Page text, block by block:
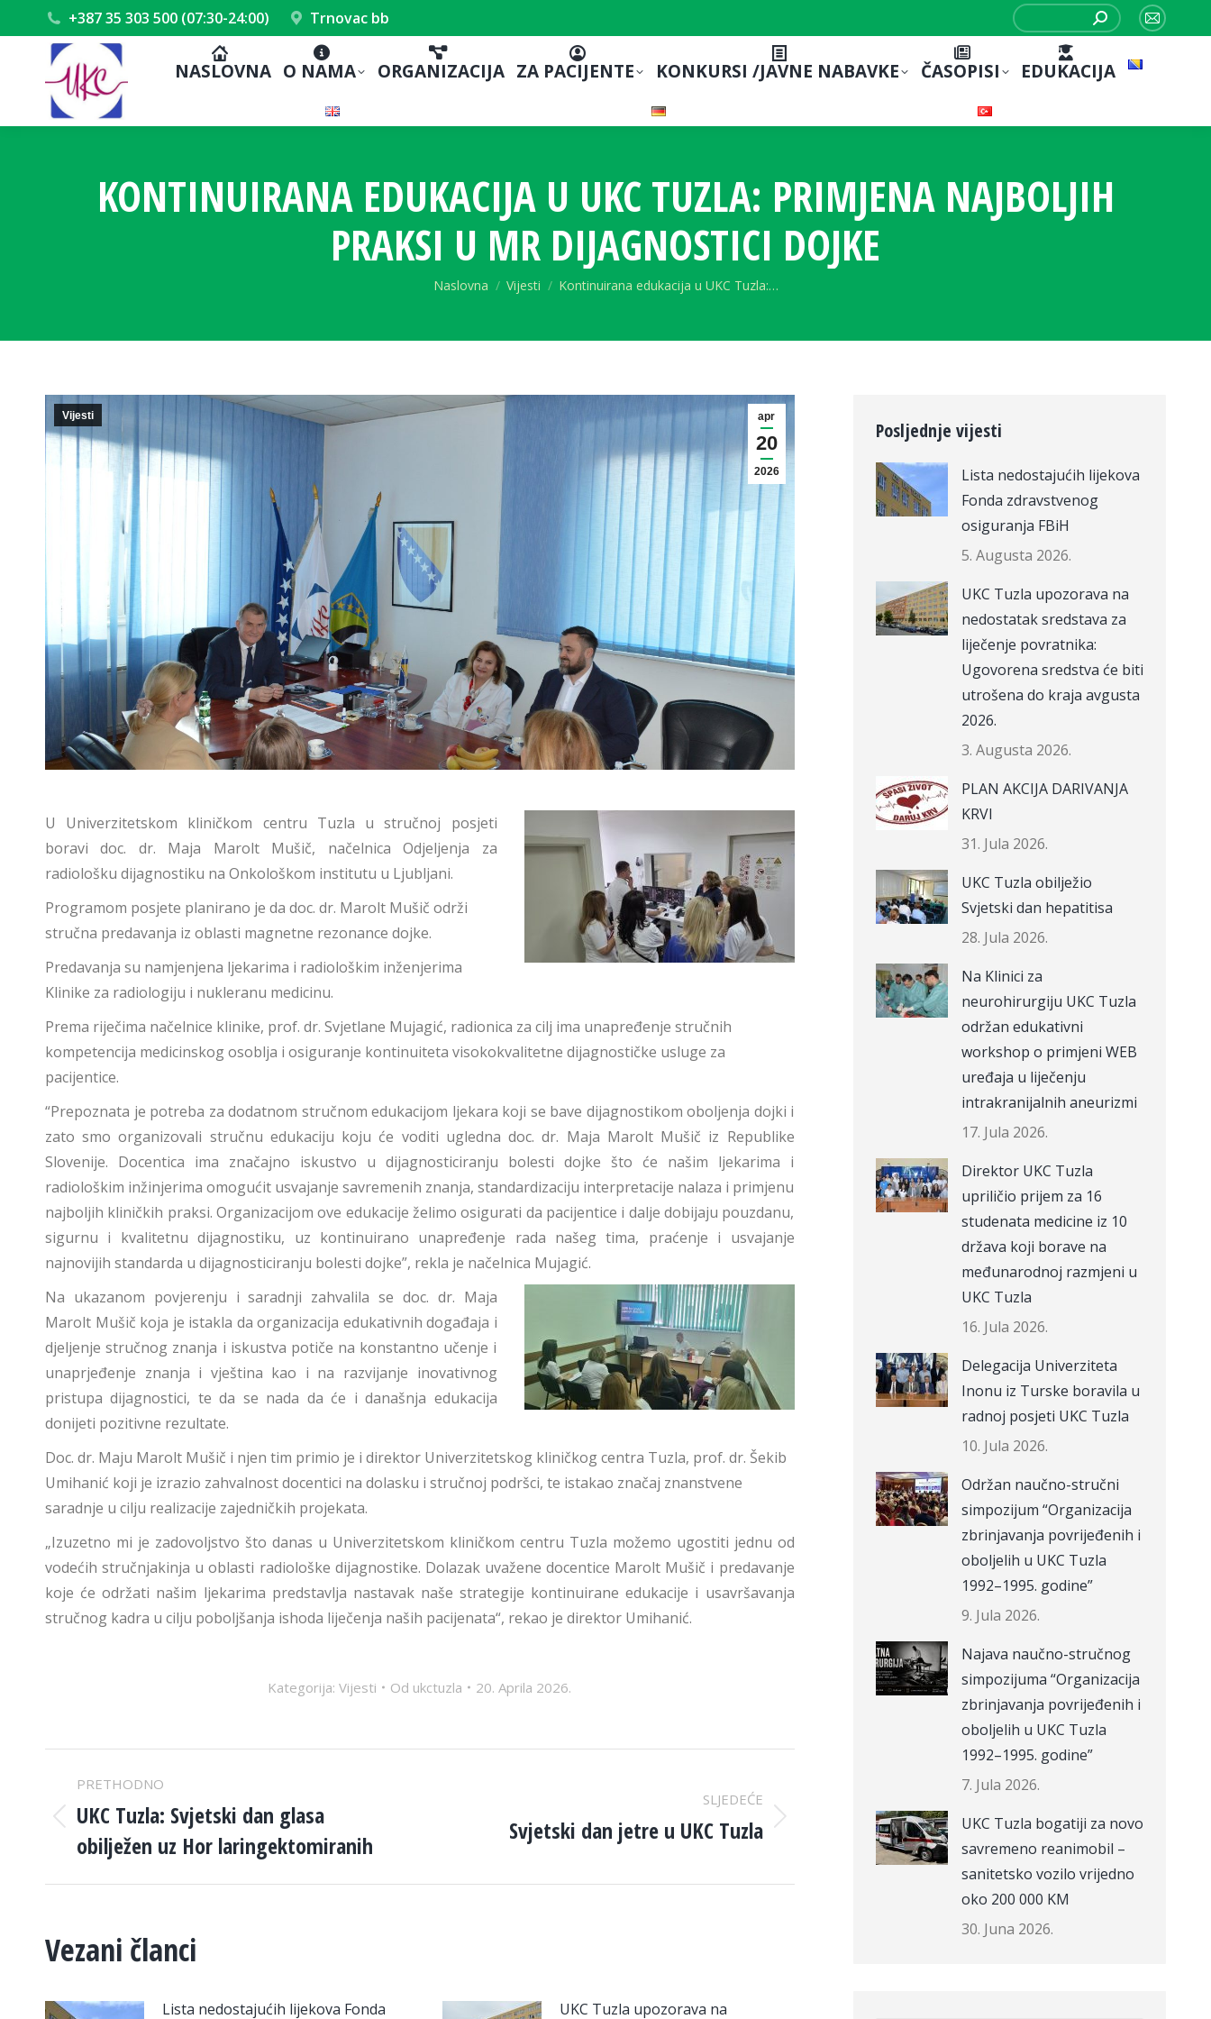
+387 35 303 500 (07:30-24:00) Trnovac bb
Search:
Mail
NASLOVNA O NAMA ORGANIZACIJA ZA PACIJENTE KONKURSI /JAVNE NABAVKE ČASOPISI EDUKACIJA
KONTINUIRANA EDUKACIJA U UKC TUZLA: PRIMJENA NAJBOLJIH
PRAKSI U MR DIJAGNOSTICI DOJKE
You are here:
Naslovna Vijesti Kontinuirana edukacija u UKC Tuzla:…
apr
20
2026
Vijesti
U Univerzitetskom kliničkom centru Tuzla u stručnoj posjeti
boravi doc. dr. Maja Marolt Mušič, načelnica Odjeljenja za
radiološku dijagnostiku na Onkološkom institutu u Ljubljani.
Programom posjete planirano je da doc. dr. Marolt Mušič održi
stručna predavanja iz oblasti magnetne rezonance dojke.
Predavanja su namjenjena ljekarima i radiološkim inženjerima
Klinike za radiologiju i nukleranu medicinu.
Prema riječima načelnice klinike, prof. dr. Svjetlane Mujagić, radionica za cilj ima unapređenje stručnih
kompetencija medicinskog osoblja i osiguranje kontinuiteta visokokvalitetne dijagnostičke usluge za
pacijentice.
“Prepoznata je potreba za dodatnom stručnom edukacijom ljekara koji se bave dijagnostikom oboljenja dojki i
zato smo organizovali stručnu edukaciju koju će voditi ugledna doc. dr. Maja Marolt Mušič iz Republike
Slovenije. Docentica ima značajno iskustvo u dijagnosticiranju bolesti dojke što će našim ljekarima i
radiološkim inžinjerima omogućit usvajanje savremenih znanja, standardizaciju interpretacije nalaza i primjenu
najboljih kliničkih praksi. Organizacijom ove edukacije želimo osigurati da pacijentice i dalje dobijaju pouzdanu,
sigurnu i kvalitetnu dijagnostiku, uz kontinuirano unapređenje rada našeg tima, praćenje i usvajanje
najnovijih standarda u dijagnosticiranju bolesti dojke”, rekla je načelnica Mujagić.
Na ukazanom povjerenju i saradnji zahvalila se doc. dr. Maja
Marolt Mušič koja je istakla da organizacija edukativnih događaja i
djeljenje stručnog znanja i iskustva potiče na konstantno učenje i
unaprjeđenje znanja i vještina kao i na razvijanje inovativnog
pristupa dijagnostici, te da se nada da će i današnja edukacija
donijeti pozitivne rezultate.
Doc. dr. Maju Marolt Mušič i njen tim primio je i direktor Univerzitetskog kliničkog centra Tuzla, prof. dr. Šekib
Umihanić koji je izrazio zahvalnost docentici na dolasku i stručnoj podršci, te istakao značaj znanstvene
saradnje u cilju realizacije zajedničkih projekata.
„Izuzetno mi je zadovoljstvo što danas u Univerzitetskom kliničkom centru Tuzla možemo ugostiti jednu od
vodećih stručnjakinja u oblasti radiološke dijagnostike. Dolazak uvažene docentice Marolt Mušič i predavanje
koje će održati našim ljekarima predstavlja nastavak naše strategije kontinuirane edukacije i usavršavanja
stručnog kadra u cilju poboljšanja ishoda liječenja naših pacijenata“, rekao je direktor Umihanić.
Kategorija:Vijesti Od ukctuzla 20. Aprila 2026.
POST
NAVIGATION
PRETHODNO
Previous
post:
UKC Tuzla: Svjetski dan glasa
obilježen uz Hor laringektomiranih
SLJEDEĆE
Svjetski dan jetre u UKC Tuzla
Vezani članci
Lista nedostajućih lijekova Fonda
UKC Tuzla upozorava na
Posljednje vijesti
Lista nedostajućih lijekova
Fonda zdravstvenog
osiguranja FBiH
5. Augusta 2026.
UKC Tuzla upozorava na
nedostatak sredstava za
liječenje povratnika:
Ugovorena sredstva će biti
utrošena do kraja avgusta
2026.
3. Augusta 2026.
PLAN AKCIJA DARIVANJA
KRVI
31. Jula 2026.
UKC Tuzla obilježio
Svjetski dan hepatitisa
28. Jula 2026.
Na Klinici za
neurohirurgiju UKC Tuzla
održan edukativni
workshop o primjeni WEB
uređaja u liječenju
intrakranijalnih aneurizmi
17. Jula 2026.
Direktor UKC Tuzla
upriličio prijem za 16
studenata medicine iz 10
država koji borave na
međunarodnoj razmjeni u
UKC Tuzla
16. Jula 2026.
Delegacija Univerziteta
Inonu iz Turske boravila u
radnoj posjeti UKC Tuzla
10. Jula 2026.
Održan naučno-stručni
simpozijum “Organizacija
zbrinjavanja povrijeđenih i
oboljelih u UKC Tuzla
1992–1995. godine”
9. Jula 2026.
Najava naučno-stručnog
simpozijuma “Organizacija
zbrinjavanja povrijeđenih i
oboljelih u UKC Tuzla
1992–1995. godine”
7. Jula 2026.
UKC Tuzla bogatiji za novo
savremeno reanimobil –
sanitetsko vozilo vrijedno
oko 200 000 KM
30. Juna 2026.